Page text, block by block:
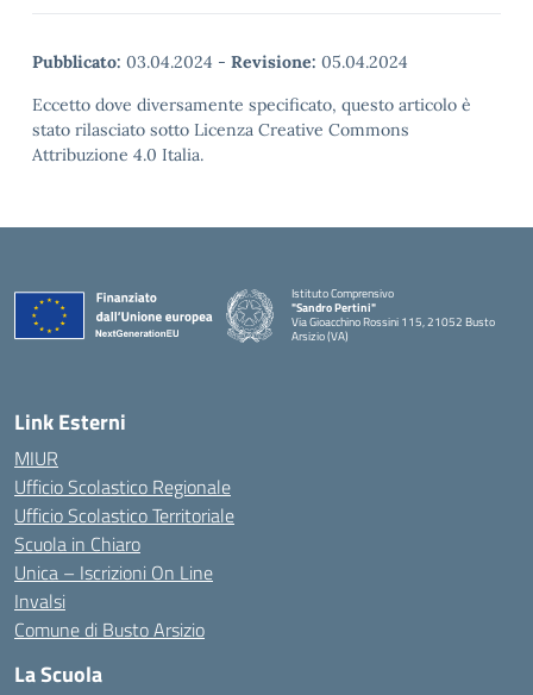
Pubblicato: 03.04.2024 - Revisione: 05.04.2024
Eccetto dove diversamente specificato, questo articolo è
stato rilasciato sotto Licenza Creative Commons
Attribuzione 4.0 Italia.
Istituto Comprensivo
"Sandro Pertini"
Via Gioacchino Rossini 115, 21052 Busto
Arsizio (VA)
Link Esterni
MIUR
Ufficio Scolastico Regionale
Ufficio Scolastico Territoriale
Scuola in Chiaro
Unica – Iscrizioni On Line
Invalsi
Comune di Busto Arsizio
La Scuola